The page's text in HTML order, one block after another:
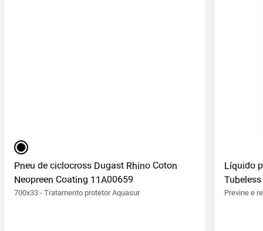
preto
Pneu de ciclocross Dugast Rhino Coton
Neopreen Coating 11A00659
700x33 - Tratamento protetor Aquasur
Líquido
Previne e